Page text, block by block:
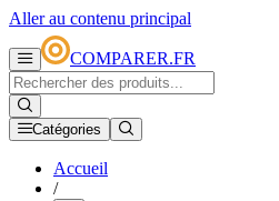
Aller au contenu principal
COMPARER.FR
Catégories
Accueil
/